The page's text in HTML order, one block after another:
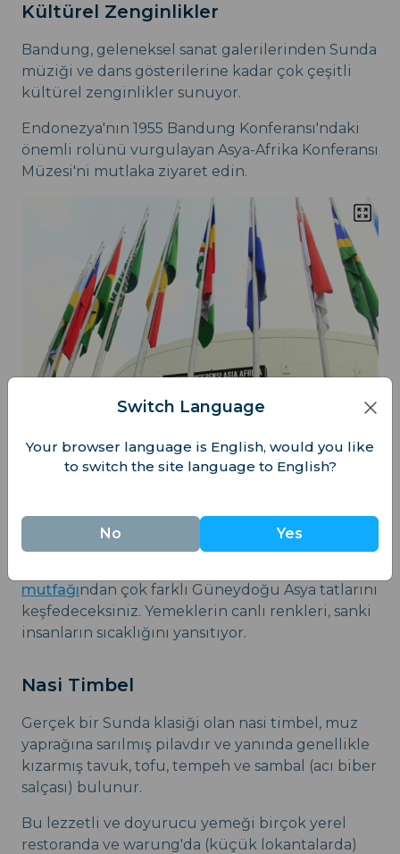
Kültürel Zenginlikler
Bandung, geleneksel sanat galerilerinden Sunda
müziği ve dans gösterilerine kadar çok çeşitli
kültürel zenginlikler sunuyor.
Endonezya'nın 1955 Bandung Konferansı'ndaki
önemli rolünü vurgulayan Asya-Afrika Konferansı
Müzesi'ni mutlaka ziyaret edin.
Bandung, yemek tutkunları için bir cennet;
geleneksel Endonezya yemekleri
mutfağından çok farklı Güneydoğu Asya tatlarını
keşfedeceksiniz. Yemeklerin canlı renkleri, sanki
insanların sıcaklığını yansıtıyor.
Nasi Timbel
Gerçek bir Sunda klasiği olan nasi timbel, muz
yaprağına sarılmış pilavdır ve yanında genellikle
kızarmış tavuk, tofu, tempeh ve sambal (acı biber
salçası) bulunur.
Bu lezzetli ve doyurucu yemeği birçok yerel
restoranda ve warung'da (küçük lokantalarda)
Switch Language
Your browser language is English, would you like
to switch the site language to English?
No Yes